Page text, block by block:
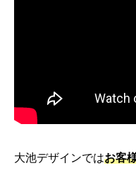
大池デザインではお客